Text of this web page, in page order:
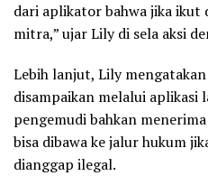
dari aplikator bahwa jika ikut
mitra,” ujar Lily di sela aksi
Lebih lanjut, Lily
disampaikan melalui aplikasi
pengemudi bahkan
bisa dibawa ke jalur hukum
dianggap ilegal.